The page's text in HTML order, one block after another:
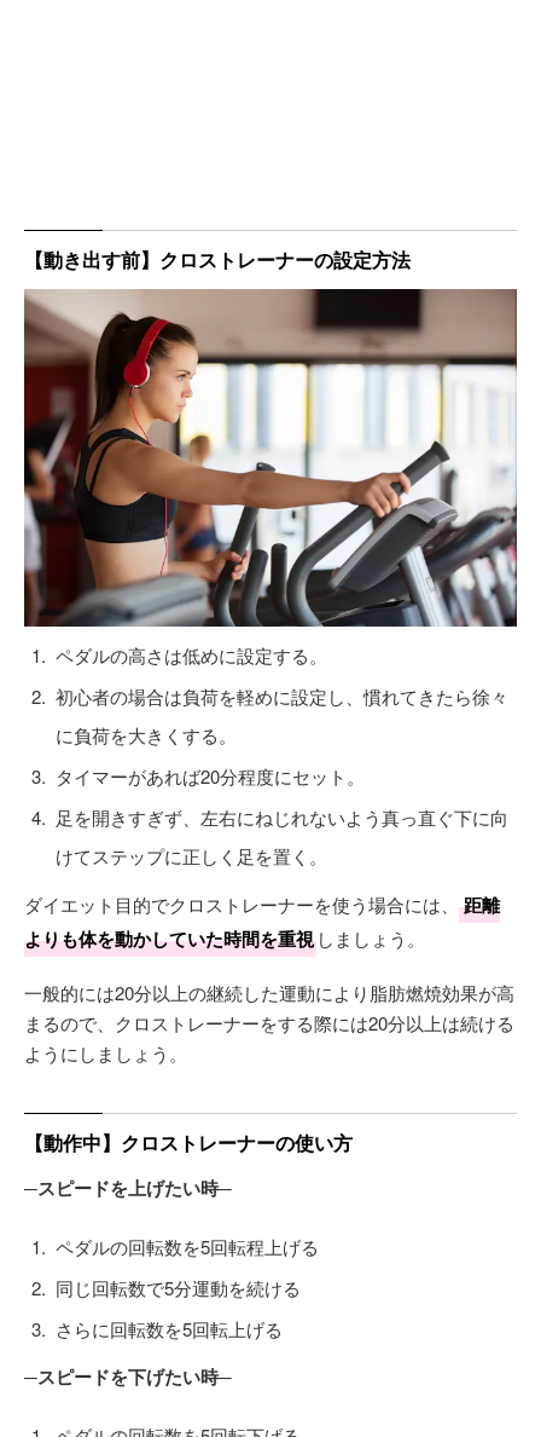
【動き出す前】クロストレーナーの設定方法
ペダルの高さは低めに設定する。
初心者の場合は負荷を軽めに設定し、慣れてきたら徐々
に負荷を大きくする。
タイマーがあれば20分程度にセット。
足を開きすぎず、左右にねじれないよう真っ直ぐ下に向
けてステップに正しく足を置く。
ダイエット目的でクロストレーナーを使う場合には、
距離
よりも体を動かしていた時間を重視 しましょう。
一般的には20分以上の継続した運動により脂肪燃焼効果が高
まるので、クロストレーナーをする際には20分以上は続ける
ようにしましょう。
【動作中】クロストレーナーの使い方
─スピードを上げたい時─
ペダルの回転数を5回転程上げる
同じ回転数で5分運動を続ける
さらに回転数を5回転上げる
─スピードを下げたい時─